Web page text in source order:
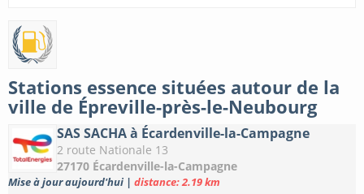
Stations essence situées autour de la
ville de Épreville-près-le-Neubourg
SAS SACHA à Écardenville-la-Campagne
2 route Nationale 13
27170 Écardenville-la-Campagne
Mise à jour aujourd'hui | distance: 2.19 km